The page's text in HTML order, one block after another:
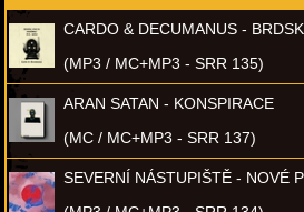
CARDO & DECUMANUS -
(MP3 / MC+MP3 - SRR 135)
ARAN SATAN - KONSPIRACE
(MC / MC+MP3 - SRR 137)
SEVERNÍ NÁSTUPIŠTĚ - NOVÉ